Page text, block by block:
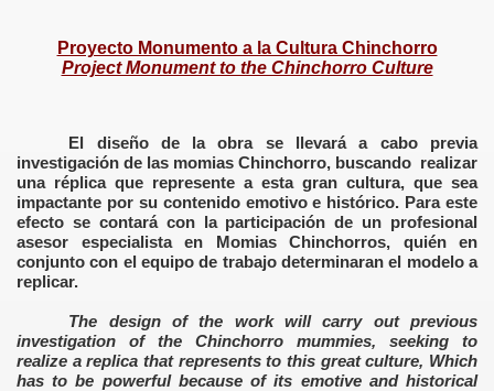
Proyecto Monumento a la Cultura Chinchorro
Project Monument to the Chinchorro Culture
El diseño de la obra se llevará a cabo previa
investigación de las momias Chinchorro, buscando realizar
una réplica que represente a esta gran cultura, que sea
impactante por su contenido emotivo e histórico. Para este
efecto se contará con la participación de un profesional
asesor especialista en Momias Chinchorros, quién en
conjunto con el equipo de trabajo determinaran el modelo a
replicar.
The design of the work will carry out previous
investigation of the Chinchorro mummies, seeking to
realize a replica that represents to this great culture, Which
has to be powerful because of its emotive and historical